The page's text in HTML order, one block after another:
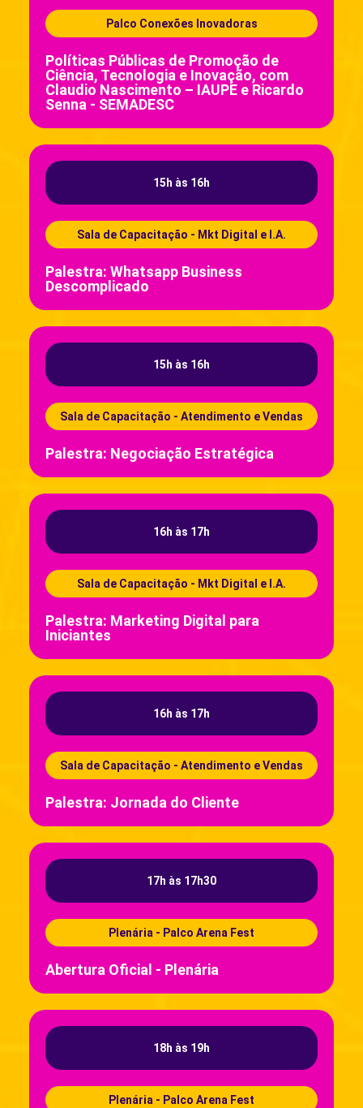
Palco Conexões Inovadoras
Políticas Públicas de Promoção de
Ciência, Tecnologia e Inovação, com
Claudio Nascimento – IAUPE e Ricardo
Senna - SEMADESC
15h às 16h
Sala de Capacitação - Mkt Digital e I.A.
Palestra: Whatsapp Business
Descomplicado
15h às 16h
Sala de Capacitação - Atendimento e Vendas
Palestra: Negociação Estratégica
16h às 17h
Sala de Capacitação - Mkt Digital e I.A.
Palestra: Marketing Digital para
Iniciantes
16h às 17h
Sala de Capacitação - Atendimento e Vendas
Palestra: Jornada do Cliente
17h às 17h30
Plenária - Palco Arena Fest
Abertura Oficial - Plenária
18h às 19h
Plenária - Palco Arena Fest